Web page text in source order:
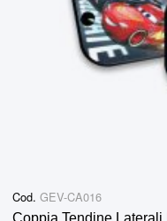
Cod. GEV-CA016
Coppia Tendine